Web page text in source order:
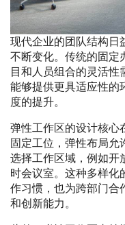
现代企业的团队结构日
不断变化。传统的固定
目和人员组合的灵活性
能够提供更具适应性的
度的提升。
弹性工作区的设计核心
固定工位，弹性布局允
选择工作区域，例如开
时会议室。这种多样化
作习惯，也为跨部门合
和创新能力。